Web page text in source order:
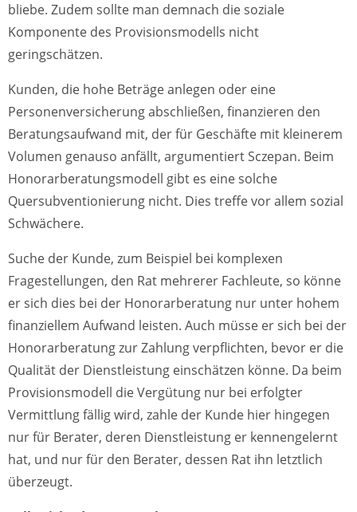
bliebe. Zudem sollte man demnach die soziale
Komponente des Provisionsmodells nicht
geringschätzen.
Kunden, die hohe Beträge anlegen oder eine
Personenversicherung abschließen, finanzieren den
Beratungsaufwand mit, der für Geschäfte mit kleinerem
Volumen genauso anfällt, argumentiert Sczepan. Beim
Honorarberatungsmodell gibt es eine solche
Quersubventionierung nicht. Dies treffe vor allem sozial
Schwächere.
Suche der Kunde, zum Beispiel bei komplexen
Fragestellungen, den Rat mehrerer Fachleute, so könne
er sich dies bei der Honorarberatung nur unter hohem
finanziellem Aufwand leisten. Auch müsse er sich bei der
Honorarberatung zur Zahlung verpflichten, bevor er die
Qualität der Dienstleistung einschätzen könne. Da beim
Provisionsmodell die Vergütung nur bei erfolgter
Vermittlung fällig wird, zahle der Kunde hier hingegen
nur für Berater, deren Dienstleistung er kennengelernt
hat, und nur für den Berater, dessen Rat ihn letztlich
überzeugt.